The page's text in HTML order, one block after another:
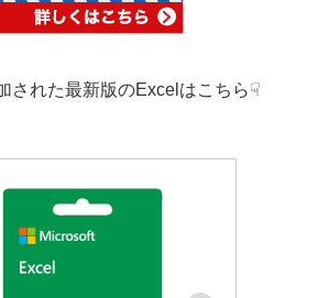
された最新版のExcelはこちら☟